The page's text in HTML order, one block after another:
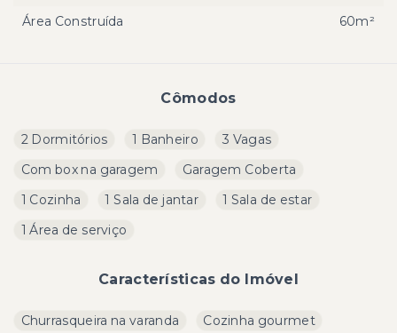
Cômodos
2 Dormitórios 1 Banheiro
3 Vagas
Com box na garagem
Garagem Coberta
1 Cozinha
1 Sala de jantar
1 Sala de estar
1 Área de serviço
Características do Imóvel
Churrasqueira na varanda
Cozinha gourmet
Área Construída
60m²